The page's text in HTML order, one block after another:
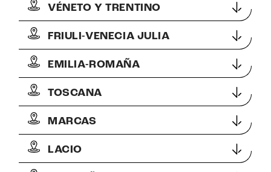
VÉNETO Y TRENTINO
FRIULI-VENECIA JULIA
EMILIA-ROMAÑA
TOSCANA
MARCAS
LACIO